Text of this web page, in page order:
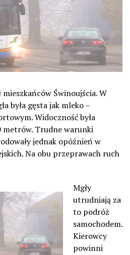
Świnoujścia. W
była gęsta jak mleko –
Widoczność była
metrów. Trudne warunki
jednak opóźnień w
Na obu przeprawach ruch
Mgły
utrudniają za
to podróż
samochodem.
Kierowcy
powinni